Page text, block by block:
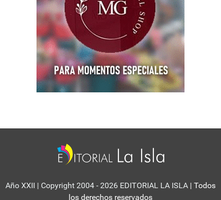
Año XXII | Copyright 2004 - 2026 EDITORIAL LA ISLA | Todos
los derechos reservados